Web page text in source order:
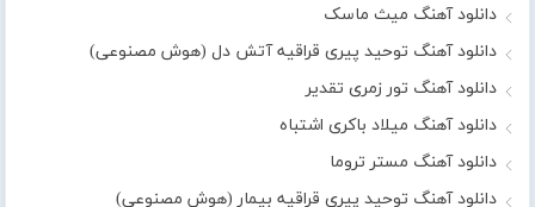
دانلود آهنگ میث ماسک
دانلود آهنگ توحید پیری قراقیه آتش دل (هوش مصنوعی)
دانلود آهنگ تور زمری تقدیر
دانلود آهنگ میلاد باکری اشتباه
دانلود آهنگ مستر تروما
دانلود آهنگ توحید پیری قراقیه بیمار (هوش مصنوعی)